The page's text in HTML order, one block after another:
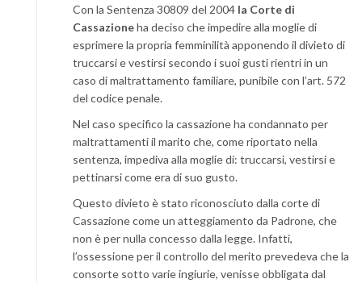
Con la Sentenza 30809 del 2004 la Corte di
Cassazioneha deciso che impedire alla moglie di
esprimere la propria femminilità apponendo il divieto di
truccarsi e vestirsi secondo i suoi gusti rientri in un
caso di maltrattamento familiare, punibile con l’art. 572
del codice penale.
Nel caso specifico la cassazione ha condannato per
maltrattamenti il marito che, come riportato nella
sentenza, impediva alla moglie di: truccarsi, vestirsi e
pettinarsi come era di suo gusto.
Questo divieto è stato riconosciuto dalla corte di
Cassazione come un atteggiamento da Padrone, che
non è per nulla concesso dalla legge. Infatti,
l’ossessione per il controllo del merito prevedeva che la
consorte sotto varie ingiurie, venisse obbligata dal